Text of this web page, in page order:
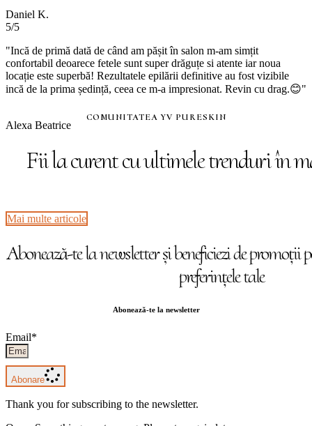
Daniel K.
5/5
"Incă de primă dată de când am pășit în salon m-am simțit
confortabil deoarece fetele sunt super drăguțe si atente iar noua
locație este superbă! Rezultatele epilării definitive au fost vizibile
incă de la prima ședință, ceea ce m-a impresionat. Revin cu drag.😊"
Alexa Beatrice
COMUNITATEA YV PURESKIN
Fii la curent cu ultimele trenduri în
Mai multe articole
Abonează-te la newsletter și beneficiezi de promoții
preferințele tale
Abonează-te la newsletter
Email*
Abonare
Thank you for subscribing to the newsletter.